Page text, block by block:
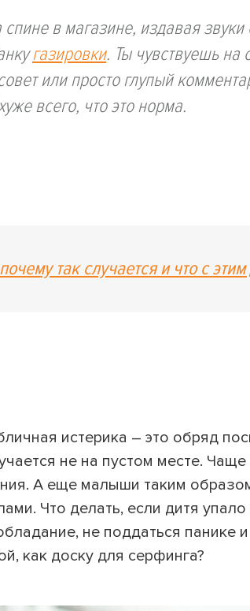
в магазине, издавая
газировки. Ты чувствуешь на
или просто глупый
всего, что это норма.
так случается и что с этим
истерика – это обряд
не на пустом месте. Чаще
А еще малыши таким
Что делать, если дитя упало
не поддаться панике
как доску для серфинга?